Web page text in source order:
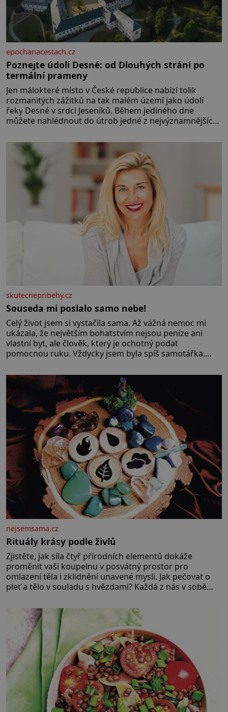
epochanacestach.cz
Poznejte údolí Desné: od Dlouhých strání po
termální prameny
Jen málokteré místo v České republice nabízí tolik
rozmanitých zážitků na tak malém území jako údolí
řeky Desné v srdci Jeseníků. Během jediného dne
můžete nahlédnout do útrob jedné z nejvýznamnějších
hřebeny, projet se na koloběžce a den zakončit
poznáváním památek ve Velkých Losinách nebo v
termálním
skutecnepribehy.cz
Souseda mi poslalo samo nebe!
Celý život jsem si vystačila sama. Až vážná nemoc mi
ukázala, že největším bohatstvím nejsou peníze ani
vlastní byt, ale člověk, který je ochotný podat
pomocnou ruku. Vždycky jsem byla spíš samotářka.
partnera. Stačily mi knihy, práce a hlavně klid. Hned po
studiích jsem odešla z rodného města,
nejsemsama.cz
Rituály krásy podle živlů
Zjistěte, jak síla čtyř přírodních elementů dokáže
proměnit vaši koupelnu v posvátný prostor pro
omlazení těla i zklidnění unavené mysli. Jak pečovat o
pleť a tělo v souladu s hvězdami? Každá z nás v sobě
povaze, ale i v potřebách naší pokožky. Ohnivá znamení
Ženy narozené ve znamení Berana, Lva a Střelce v sobě
nesou žár, odvahu a neutuchající elán. Vaše